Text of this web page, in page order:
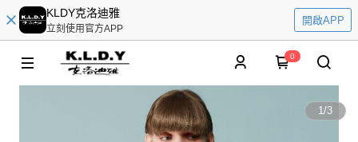
KLDY克洛迪雅
立刻使用官方APP
開啟APP
0
1/3